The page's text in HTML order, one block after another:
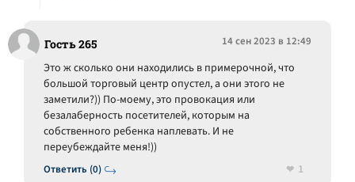
Гость 265 14 сен 2023 в 12:49
Ответить (0)
Это ж сколько они находились в примерочной, что
большой торговый центр опустел, а они этого не
заметили?)) По-моему, это провокация или
безалаберность посетителей, которым на
собственного ребенка наплевать. И не
переубеждайте меня!))
1